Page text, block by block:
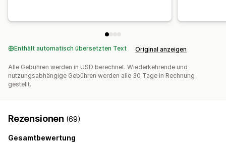
Enthält automatisch übersetzten Text Original anzeigen
Alle Gebühren werden in USD berechnet. Wiederkehrende und
nutzungsabhängige Gebühren werden alle 30 Tage in Rechnung
gestellt.
Rezensionen (69)
Gesamtbewertung